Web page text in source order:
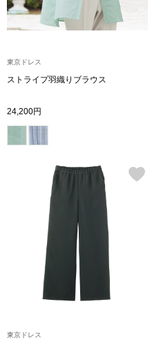
／チュニック
ダーウェア
アクセサリー
東京ドレス
ストライプ羽織りブラウス
24,200円
東京ドレス